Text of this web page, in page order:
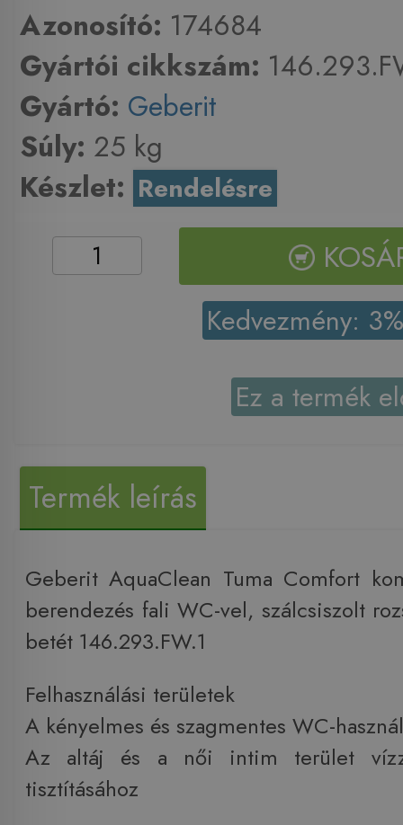
Azonosító: 174684
Gyártói cikkszám:
Gyártó: Geberit
Súly: 25 kg
Készlet: Rendelésre
Kedvezmény:
Ez a termék
Termék leírás
Geberit AquaClean Tuma Comfort
berendezés fali WC-vel, szálcsiszolt
betét 146.293.FW.1
Felhasználási területek
A kényelmes és szagmentes WC-
Az altáj és a női intim terület
tisztításához